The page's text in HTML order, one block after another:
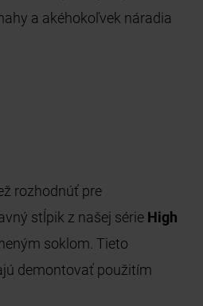
a akéhokoľvek náradia
rozhodnúť pre
stĺpik z našej série High
soklom. Tieto
demontovať použitím